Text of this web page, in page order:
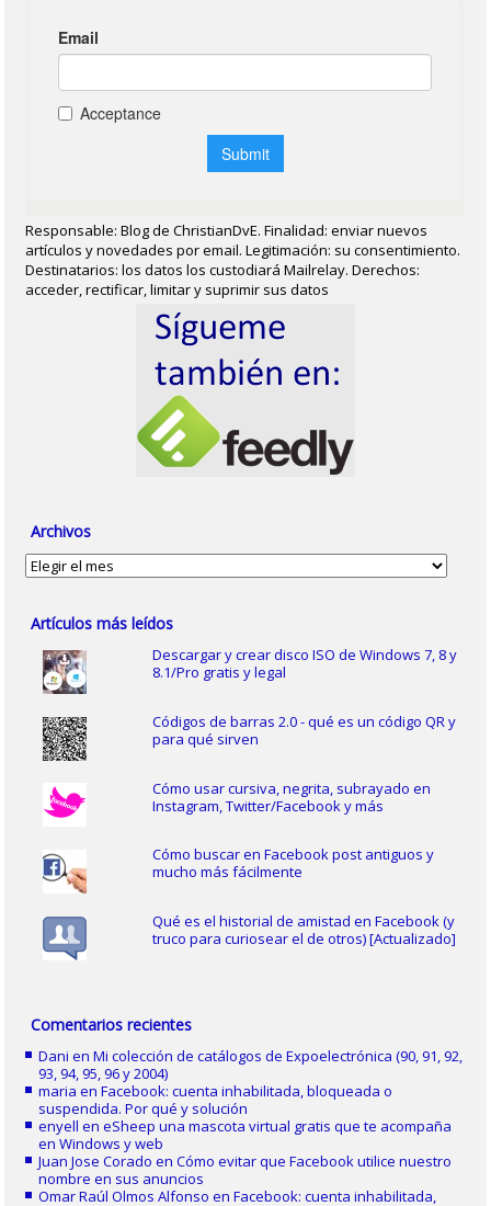
Responsable: Blog de ChristianDvE. Finalidad: enviar nuevos
artículos y novedades por email. Legitimación: su consentimiento.
Destinatarios: los datos los custodiará Mailrelay. Derechos:
acceder, rectificar, limitar y suprimir sus datos
Archivos
Archivos
Artículos más leídos
Descargar y crear disco ISO de Windows 7, 8 y
8.1/Pro gratis y legal
Códigos de barras 2.0 - qué es un código QR y
para qué sirven
Cómo usar cursiva, negrita, subrayado en
Instagram, Twitter/Facebook y más
Cómo buscar en Facebook post antiguos y
mucho más fácilmente
Qué es el historial de amistad en Facebook (y
truco para curiosear el de otros) [Actualizado]
Comentarios recientes
Dani enMi colección de catálogos de Expoelectrónica (90, 91, 92,
93, 94, 95, 96 y 2004)
maria enFacebook: cuenta inhabilitada, bloqueada o
suspendida. Por qué y solución
enyell eneSheep una mascota virtual gratis que te acompaña
en Windows y web
Juan Jose Corado enCómo evitar que Facebook utilice nuestro
nombre en sus anuncios
Omar Raúl Olmos Alfonso enFacebook: cuenta inhabilitada,